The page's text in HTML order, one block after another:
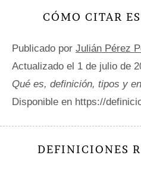
CÓMO CITAR
Publicado por Julián Pérez
Actualizado el 1 de julio de
Qué es, definición, tipos y
Disponible en https://
DEFINICIONES